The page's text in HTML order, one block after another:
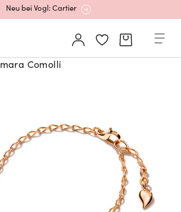
Neu bei Vogl: Cartier
Ikonische Uhren von Cartier
Vogl: Uhren von Grand Seiko
Comolli